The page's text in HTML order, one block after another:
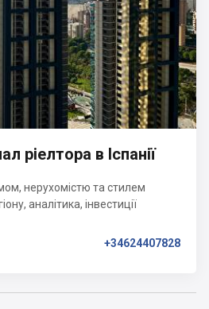
ріелтора в Іспанії
нерухомістю та стилем
аналітика, інвестиції
+34624407828